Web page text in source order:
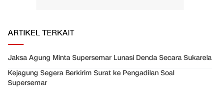
ARTIKEL TERKAIT
Jaksa Agung Minta Supersemar Lunasi Denda Secara Sukarela
Kejagung Segera Berkirim Surat ke Pengadilan Soal
Supersemar